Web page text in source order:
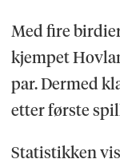
Med fire
kjempet
par. Dermed
etter første
Statistikken